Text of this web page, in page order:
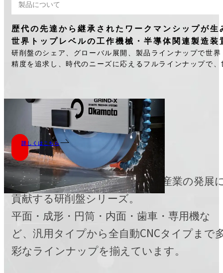
Products
歴代の先達から継承されたワークマンシップが
世界トップレベルの工作機械・半導体関連製造装
研削盤のシェア、グローバル展開、製品ラインナップで世
精度を追求し、時代のニーズに応えるフルラインナップで
工作機械
詳しくはこちら
製品の基礎を支え、さまざまな産業の発展